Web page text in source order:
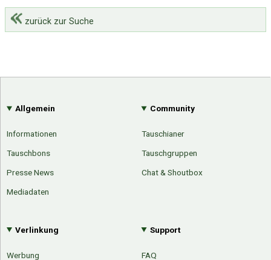
zurück zur Suche
Allgemein
Informationen
Tauschbons
Presse News
Mediadaten
Community
Tauschianer
Tauschgruppen
Chat & Shoutbox
Verlinkung
Werbung
Support
FAQ